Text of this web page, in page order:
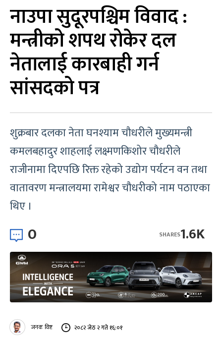
नाउपा सुदूरपश्चिम विवाद :
मन्त्रीको शपथ रोकेर दल
नेतालाई कारबाही गर्न
सांसदको पत्र
शुक्रबार दलका नेता घनश्याम चौधरीले मुख्यमन्त्री
कमलबहादुर शाहलाई लक्ष्मणकिशोर चौधरीले
राजीनामा दिएपछि रिक्त रहेको उद्योग पर्यटन वन तथा
वातावरण मन्त्रालयमा रामेश्वर चौधरीको नाम पठाएका
थिए ।
0 1.6K
SHARES
जनक विष्ट २०८२ जेठ २ गते १६:०१